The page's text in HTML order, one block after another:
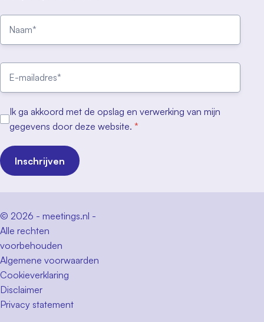
Ik ga akkoord met de opslag en verwerking van mijn
gegevens door deze website. *
Inschrijven
© 2026 - meetings.nl -
Alle rechten
voorbehouden
Algemene voorwaarden
Cookieverklaring
Disclaimer
Privacy statement